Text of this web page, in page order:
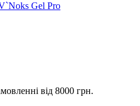
Gel Pro
від 8000 грн.